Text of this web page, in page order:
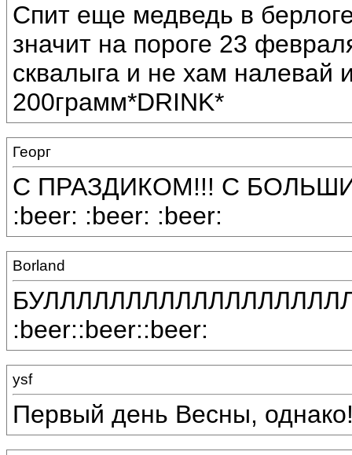
Спит еще медведь в
значит на пороге 23
сквалыга и не хам налевай
200грамм*DRINK*
Георг
С ПРАЗДИКОМ!!! С
:beer: :beer: :beer:
Borland
:beer::beer::beer:
ysf
Первый день Весны,